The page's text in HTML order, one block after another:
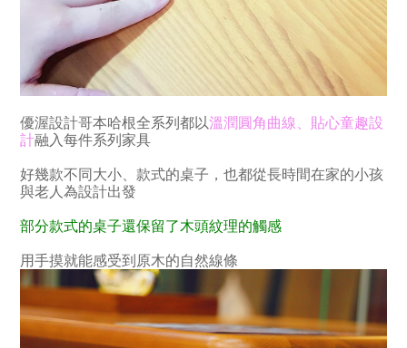
優渥設計哥本哈根全系列都以溫潤圓角曲線、貼心童趣設
計融入每件系列家具
好幾款不同大小、款式的桌子，也都從長時間在家的小孩
與老人為設計出發
部分款式的桌子還保留了木頭紋理的觸感
用手摸就能感受到原木的自然線條